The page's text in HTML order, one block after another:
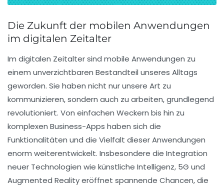
Die Zukunft der mobilen Anwendungen
im digitalen Zeitalter
Im digitalen Zeitalter sind mobile Anwendungen zu
einem unverzichtbaren Bestandteil unseres Alltags
geworden. Sie haben nicht nur unsere Art zu
kommunizieren, sondern auch zu arbeiten, grundlegend
revolutioniert. Von einfachen Weckern bis hin zu
komplexen Business-Apps haben sich die
Funktionalitäten und die Vielfalt dieser Anwendungen
enorm weiterentwickelt. Insbesondere die Integration
neuer Technologien wie künstliche Intelligenz, 5G und
Augmented Realityeröffnet spannende Chancen, die